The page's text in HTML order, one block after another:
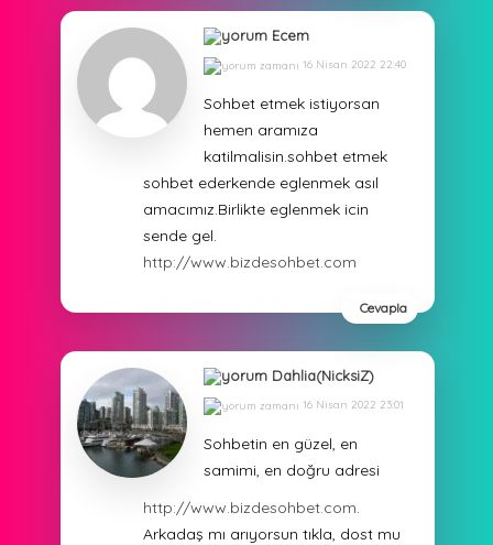
Ecem
16 Nisan 2022 22:40
Sohbet etmek istiyorsan
hemen aramıza
katilmalisin.sohbet etmek
sohbet ederkende eglenmek asıl
amacımız.Birlikte eglenmek icin
sende gel.
http://www.bizdesohbet.com
Cevapla
Dahlia(NicksiZ)
16 Nisan 2022 23:01
Sohbetin en güzel, en
samimi, en doğru adresi
http://www.bizdesohbet.com.
Arkadaş mı arıyorsun tıkla, dost mu